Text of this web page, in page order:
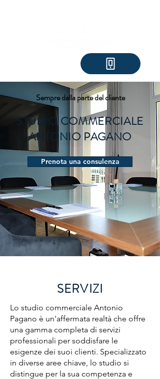
Sempre dalla parte del cliente
STUDIO COMMERCIALE
ANTONIO PAGANO
Prenota una consulenza
SERVIZI
Lo studio commerciale Antonio
Pagano è un'affermata realtà che offre
una gamma completa di servizi
professionali per soddisfare le
esigenze dei suoi clienti. Specializzato
in diverse aree chiave, lo studio si
distingue per la sua competenza e